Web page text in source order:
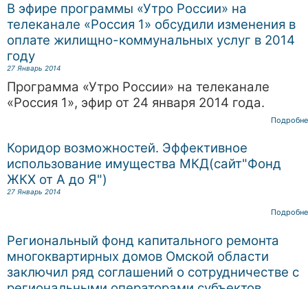
В эфире программы «Утро России» на
телеканале «Россия 1» обсудили изменения в
оплате жилищно-коммунальных услуг в 2014
году
27 Январь 2014
Программа «Утро России» на телеканале
«Россия 1», эфир от 24 января 2014 года.
Коридор возможностей. Эффективное
использование имущества МКД(сайт"Фонд
ЖКХ от А до Я")
27 Январь 2014
Региональный фонд капитального ремонта
многоквартирных домов Омской области
заключил ряд соглашений о сотрудничестве с